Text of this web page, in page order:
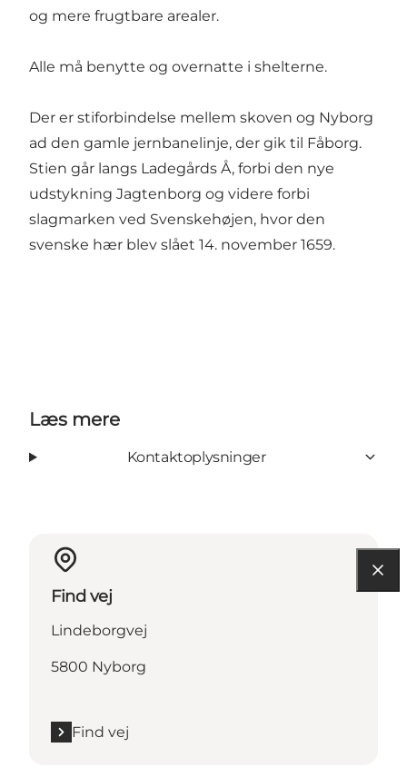
og mere frugtbare arealer.
Alle må benytte og overnatte i shelterne.
Der er stiforbindelse mellem skoven og Nyborg
ad den gamle jernbanelinje, der gik til Fåborg.
Stien går langs Ladegårds Å, forbi den nye
udstykning Jagtenborg og videre forbi
slagmarken ved Svenskehøjen, hvor den
svenske hær blev slået 14. november 1659.
Læs mere
Kontaktoplysninger
Find vej
Lindeborgvej
5800 Nyborg
Find vej